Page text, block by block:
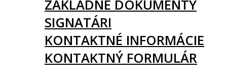
ZÁKLADNÉ DOKUMENTY
SIGNATÁRI
KONTAKTNÉ INFORMÁCIE
KONTAKTNÝ FORMULÁR